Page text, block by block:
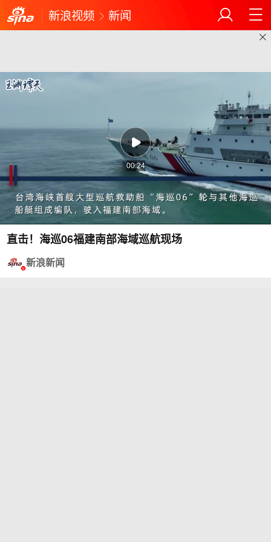
新浪视频 新闻
00:24
直击！海巡06福建南部海域巡航现场
新浪新闻